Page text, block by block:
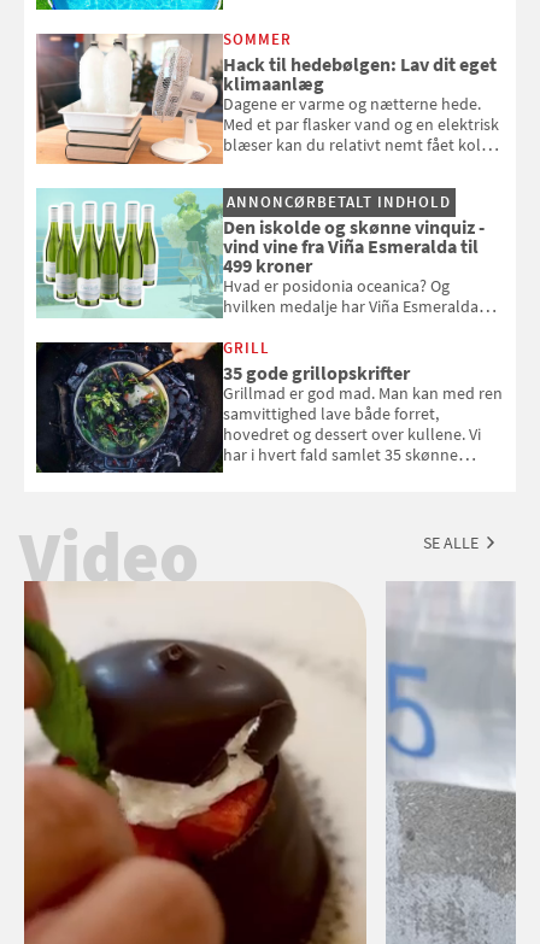
opmærksom, når du smider
badebassinet eller et badedyr ud
SOMMER
Hack til hedebølgen: Lav dit eget
klimaanlæg
Dagene er varme og nætterne hede.
Med et par flasker vand og en elektrisk
blæser kan du relativt nemt fået koldt
og se, hvordan du gør
ANNONCØRBETALT INDHOLD
Den iskolde og skønne vinquiz -
vind vine fra Viña Esmeralda til
499 kroner
Hvad er posidonia oceanica? Og
hvilken medalje har Viña Esmeralda
med i Samvirkes skønne vinquiz, hvor
du kan vinde 6 flasker vin fra Viña
Esmeralda. Konkurrencen slutter 1.
september 2026.
GRILL
35 gode grillopskrifter
Grillmad er god mad. Man kan med ren
samvittighed lave både forret,
hovedret og dessert over kullene. Vi
har i hvert fald samlet 35 skønne
Video SE ALLE